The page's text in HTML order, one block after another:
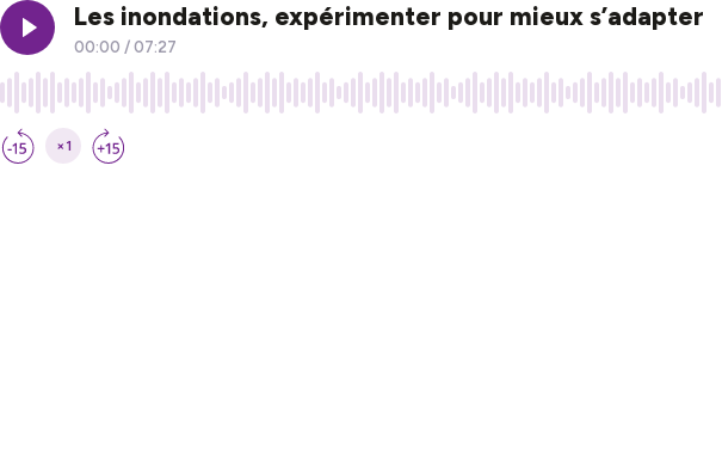
Les inondations, expérimenter pour mieux s’adapter
00:00 /07:27
×1